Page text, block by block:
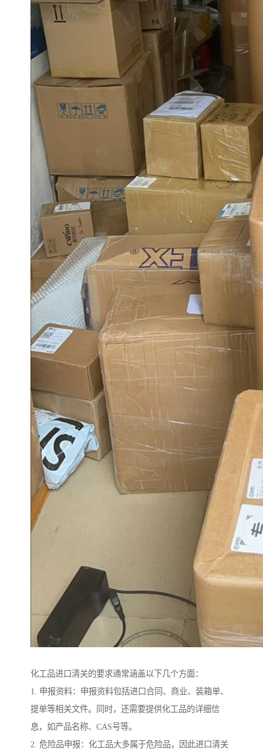
化工品进口清关的要求通常涵盖以下几个方面：
1. 申报资料：申报资料包括进口合同、商业、装箱单、
提单等相关文件。同时，还需要提供化工品的详细信
息，如产品名称、CAS号等。
2. 危险品申报：化工品大多属于危险品，因此进口清关